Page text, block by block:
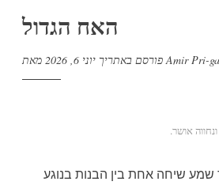
האח הגדול
פורסם באתריך יוני 6, 2026 מאתAmir Pri-
אושר.
שיחה אחת בין הבנות בנוגע